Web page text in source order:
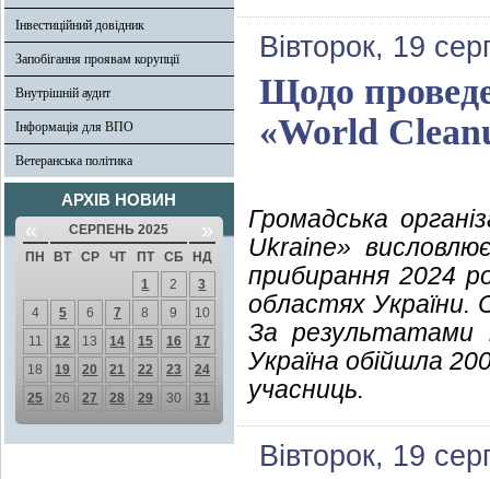
Інвестиційний довідник
Запобігання проявам корупції
Внутрішній аудит
Інформація для ВПО
Ветеранська політика
АРХІВ НОВИН
« СЕРПЕНЬ 2025 »
ПН ВТ СР ЧТ ПТ СБ
НД
1
2
3
4
5 6 7 8 9
10
11
12 13 14 15 16
17
18
19 20 21 22 23
24
25
26 27 28 29 30 31
Вівторок, 19
Щодо
«World
Громадська
Ukraine»
прибирання 2024
областях України.
За результатами
Україна обійшла
учасниць.
Вівторок, 19